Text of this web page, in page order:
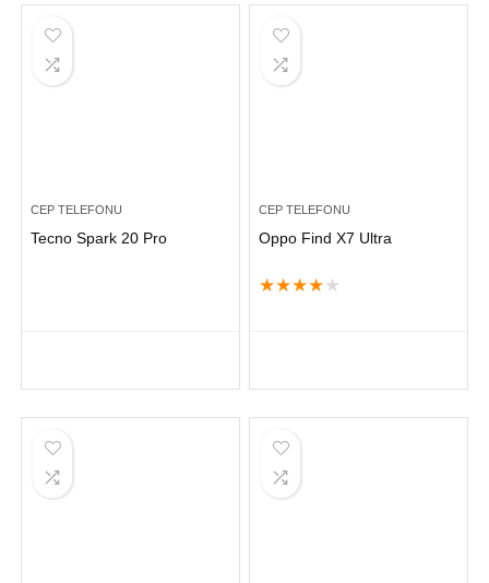
CEP TELEFONU
Tecno Spark 20 Pro
CEP TELEFONU
Oppo Find X7 Ultra
★★★★ ★